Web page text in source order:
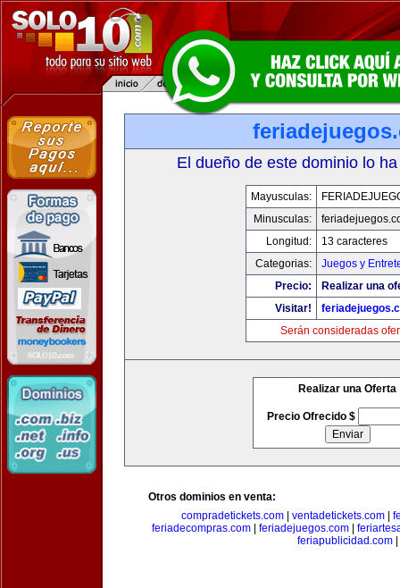
El dueño de este dominio lo
Mayusculas:
Minusculas:
Longitud:
13 caracteres
Categorias:
Juegos y
Precio:
Realizar una
Visitar!
Serán consideradas
Realizar una Oferta
Precio Ofrecido $
Otros dominios en venta:
compradetickets.com| ventadetickets.com|
feriadecompras.com| feriadejuegos.com|
feriapublicidad.com|